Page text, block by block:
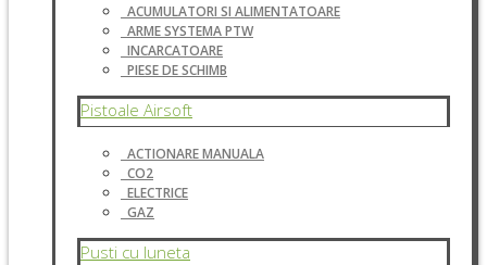
ACUMULATORI SI ALIMENTATOARE
ARME SYSTEMA PTW
INCARCATOARE
PIESE DE SCHIMB
Pistoale Airsoft
ACTIONARE MANUALA
CO2
ELECTRICE
GAZ
Pusti cu luneta